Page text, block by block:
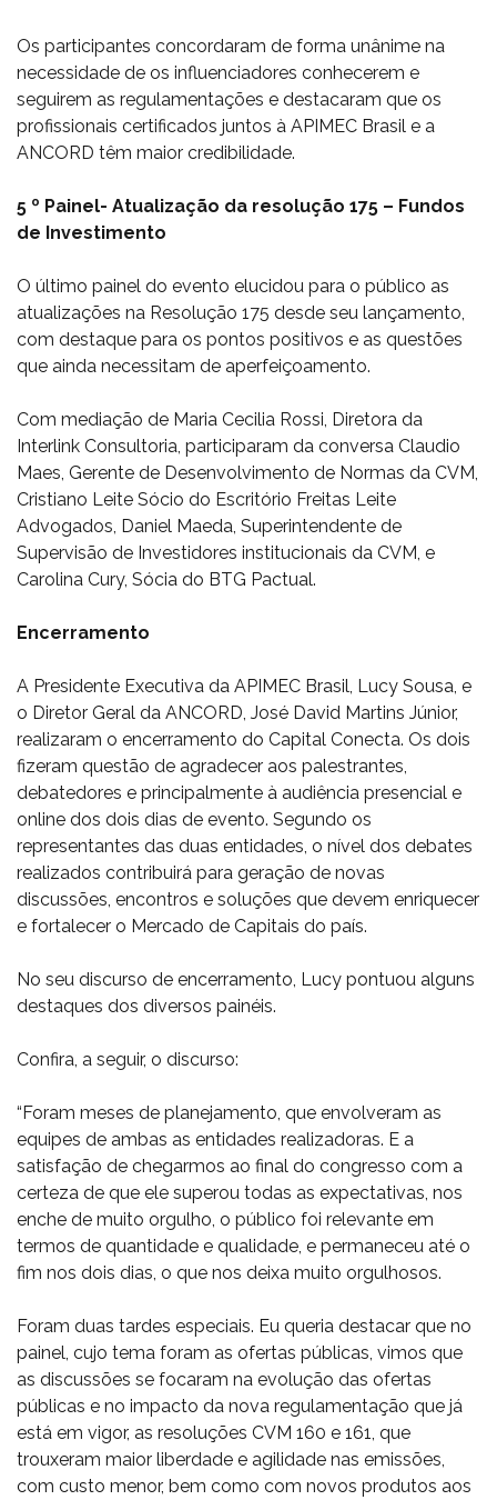
Os participantes concordaram de forma unânime na
necessidade de os influenciadores conhecerem e
seguirem as regulamentações e destacaram que os
profissionais certificados juntos à APIMEC Brasil e a
ANCORD têm maior credibilidade.
5 º Painel- Atualização da resolução 175 – Fundos
de Investimento
O último painel do evento elucidou para o público as
atualizações na Resolução 175 desde seu lançamento,
com destaque para os pontos positivos e as questões
que ainda necessitam de aperfeiçoamento.
Com mediação de Maria Cecilia Rossi, Diretora da
Interlink Consultoria, participaram da conversa Claudio
Maes, Gerente de Desenvolvimento de Normas da CVM,
Cristiano Leite Sócio do Escritório Freitas Leite
Advogados, Daniel Maeda, Superintendente de
Supervisão de Investidores institucionais da CVM, e
Carolina Cury, Sócia do BTG Pactual.
Encerramento
A Presidente Executiva da APIMEC Brasil, Lucy Sousa, e
o Diretor Geral da ANCORD, José David Martins Júnior,
realizaram o encerramento do Capital Conecta. Os dois
fizeram questão de agradecer aos palestrantes,
debatedores e principalmente à audiência presencial e
online dos dois dias de evento. Segundo os
representantes das duas entidades, o nível dos debates
realizados contribuirá para geração de novas
discussões, encontros e soluções que devem enriquecer
e fortalecer o Mercado de Capitais do país.
No seu discurso de encerramento, Lucy pontuou alguns
destaques dos diversos painéis.
Confira, a seguir, o discurso:
“Foram meses de planejamento, que envolveram as
equipes de ambas as entidades realizadoras. E a
satisfação de chegarmos ao final do congresso com a
certeza de que ele superou todas as expectativas, nos
enche de muito orgulho, o público foi relevante em
termos de quantidade e qualidade, e permaneceu até o
fim nos dois dias, o que nos deixa muito orgulhosos.
Foram duas tardes especiais. Eu queria destacar que no
painel, cujo tema foram as ofertas públicas, vimos que
as discussões se focaram na evolução das ofertas
públicas e no impacto da nova regulamentação que já
está em vigor, as resoluções CVM 160 e 161, que
trouxeram maior liberdade e agilidade nas emissões,
com custo menor, bem como com novos produtos aos